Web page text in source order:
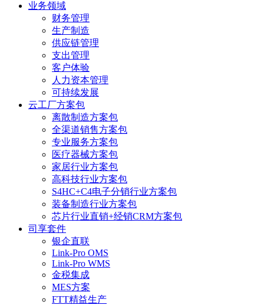
业务领域
财务管理
生产制造
供应链管理
支出管理
客户体验
人力资本管理
可持续发展
云工厂方案包
离散制造方案包
全渠道销售方案包
专业服务方案包
医疗器械方案包
家居行业方案包
高科技行业方案包
S4HC+C4电子分销行业方案包
装备制造行业方案包
芯片行业直销+经销CRM方案包
司享套件
银企直联
Link-Pro OMS
Link-Pro WMS
金税集成
MES方案
FTT精益生产